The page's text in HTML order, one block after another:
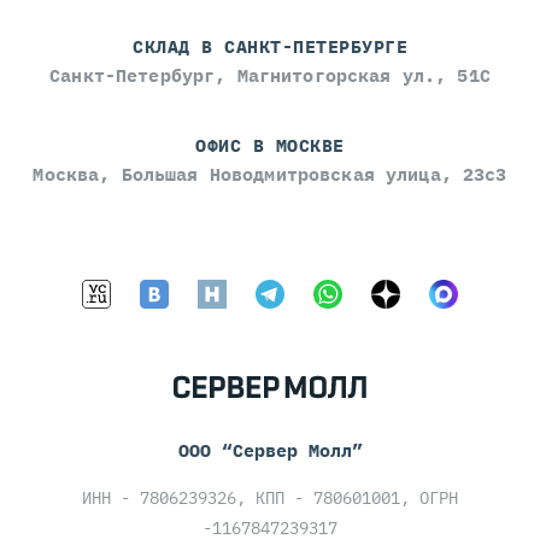
СКЛАД В САНКТ-ПЕТЕРБУРГЕ
Санкт-Петербург, Магнитогорская ул., 51С
ОФИС В МОСКВЕ
Москва, Большая Новодмитровская улица, 23с3
ООО “Сервер Молл”
ИНН - 7806239326, КПП - 780601001, ОГРН
-1167847239317